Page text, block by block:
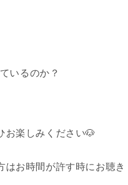
いるのか？
お楽しみください🐶
はお時間が許す時にお聴き